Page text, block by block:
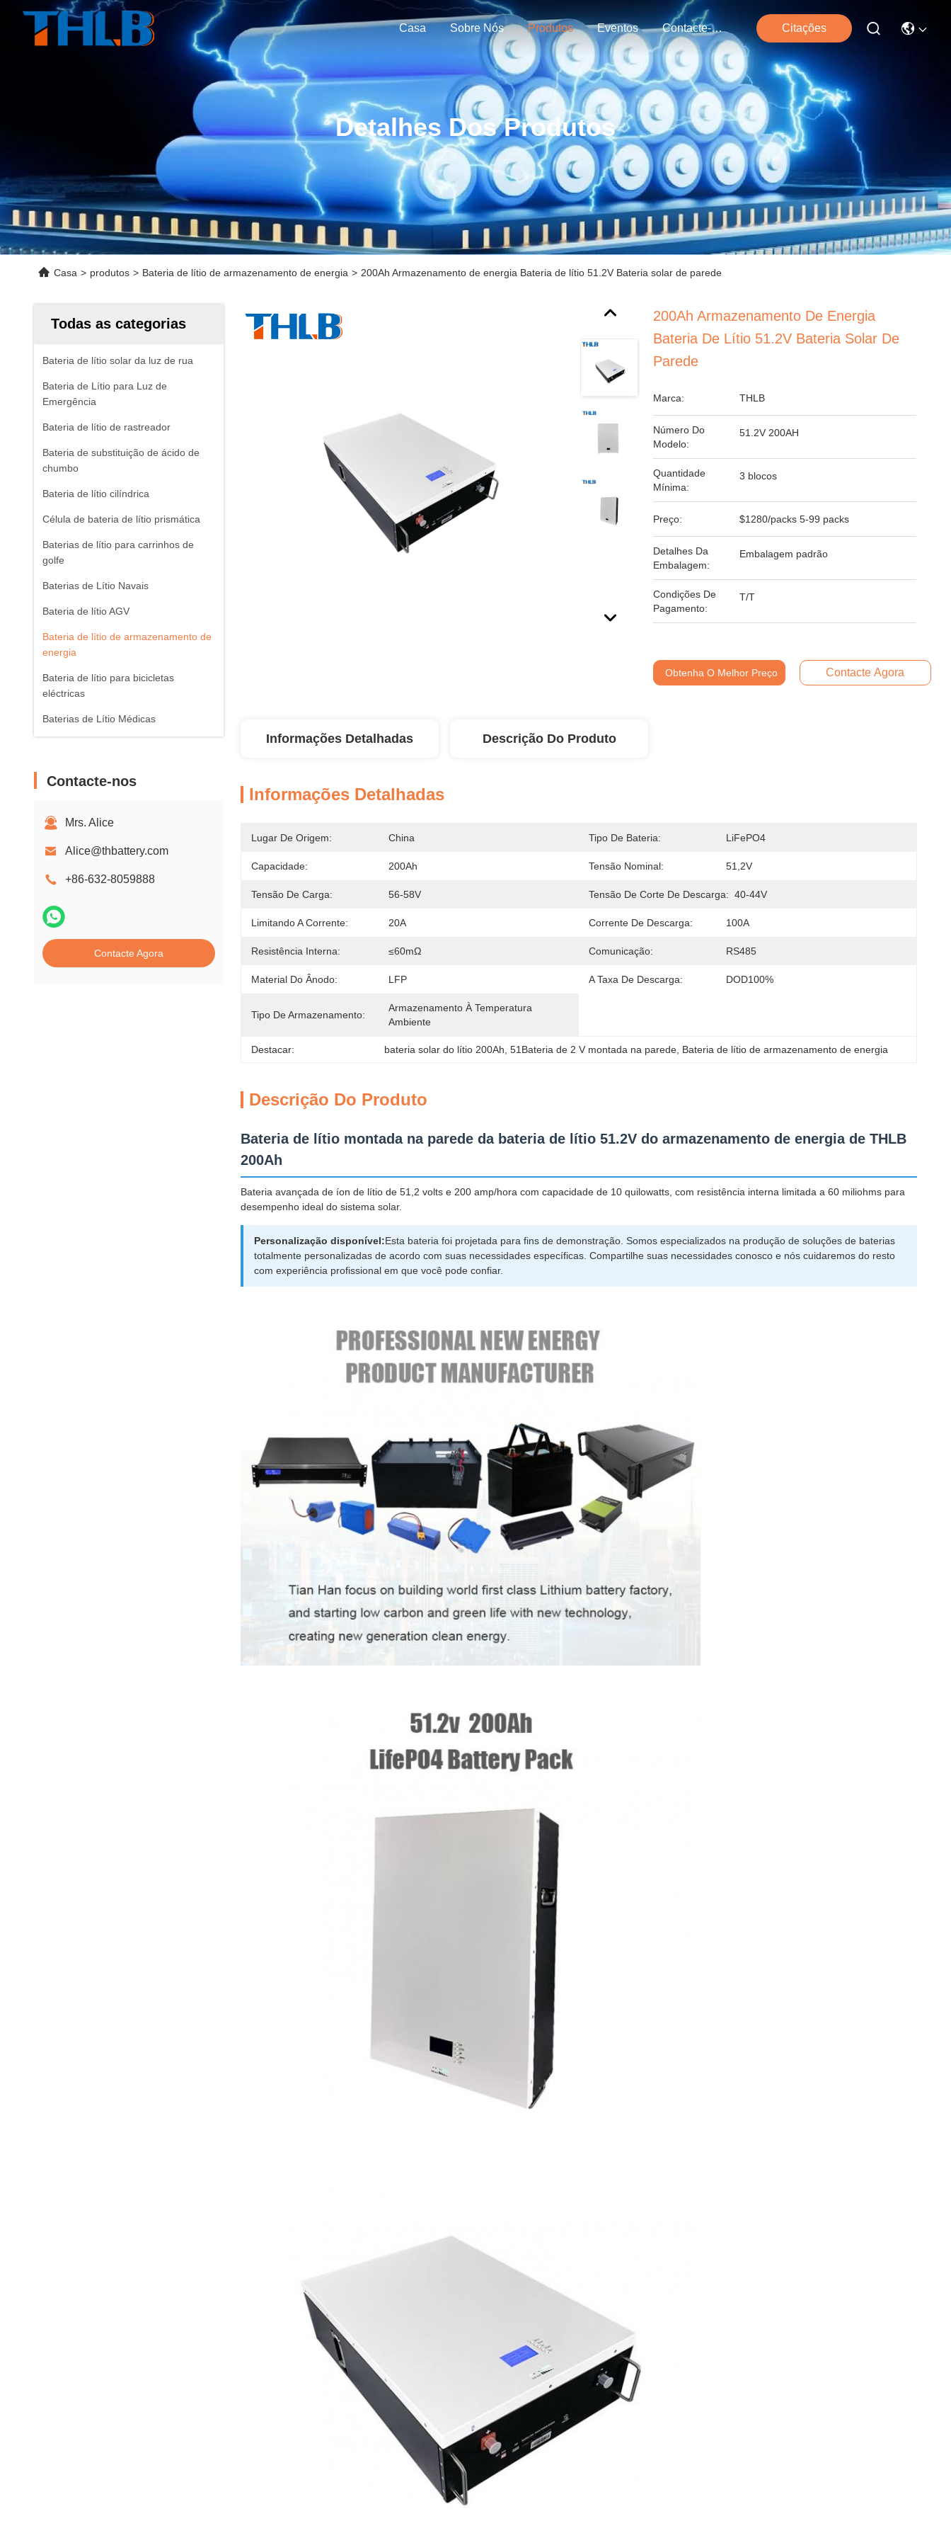
Casa Sobre Nós Produtos Eventos Contacte-Nos Citações
Detalhes Dos Produtos
Casa > produtos > Bateria de lítio de armazenamento de energia > 200Ah Armazenamento de energia Bateria de lítio 51.2V Bateria solar de parede
Todas as categorias
Bateria de lítio solar da luz de rua
Bateria de Lítio para Luz de
Emergência
Bateria de lítio de rastreador
Bateria de substituição de ácido de
chumbo
Bateria de lítio cilíndrica
Célula de bateria de lítio prismática
Baterias de lítio para carrinhos de
golfe
Baterias de Lítio Navais
Bateria de lítio AGV
Bateria de lítio de armazenamento de
energia
Bateria de lítio para bicicletas
eléctricas
Baterias de Lítio Médicas
Contacte-nos
Mrs. Alice
Alice@thbattery.com
+86-632-8059888
Contacte Agora
200Ah Armazenamento De Energia
Bateria De Lítio 51.2V Bateria Solar De
Parede
Marca: THLB
Número Do
Modelo:
51.2V 200AH
Quantidade
Mínima:
3 blocos
Preço: $1280/packs 5-99 packs
Detalhes Da
Embalagem:
Embalagem padrão
Condições De
Pagamento:
T/T
Obtenha O Melhor Preço Contacte Agora
Informações Detalhadas Descrição Do Produto
Informações Detalhadas
Lugar De Origem: China Tipo De Bateria: LiFePO4
Capacidade: 200Ah Tensão Nominal: 51,2V
Tensão De Carga: 56-58V Tensão De Corte De Descarga: 40-44V
Limitando A Corrente: 20A Corrente De Descarga: 100A
Resistência Interna: ≤60mΩ Comunicação: RS485
Material Do Ânodo: LFP A Taxa De Descarga: DOD100%
Tipo De Armazenamento:
Armazenamento À Temperatura
Ambiente
Destacar: bateria solar do lítio 200Ah , 51Bateria de 2 V montada na parede Bateria de lítio de armazenamento de energia
Descrição Do Produto
Bateria de lítio montada na parede da bateria de lítio 51.2V do armazenamento de energia de THLB
200Ah
Bateria avançada de íon de lítio de 51,2 volts e 200 amp/hora com capacidade de 10 quilowatts, com resistência interna limitada a 60 miliohms para
desempenho ideal do sistema solar.
Personalização disponível:Esta bateria foi projetada para fins de demonstração. Somos especializados na produção de soluções de baterias
totalmente personalizadas de acordo com suas necessidades específicas. Compartilhe suas necessidades conosco e nós cuidaremos do resto
com experiência profissional em que você pode confiar.